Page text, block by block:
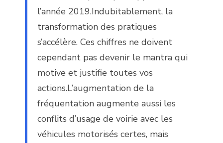
l’année 2019.Indubitablement, la
transformation des pratiques
s’accélère. Ces chiffres ne doivent
cependant pas devenir le mantra qui
motive et justifie toutes vos
actions.L’augmentation de la
fréquentation augmente aussi les
conflits d’usage de voirie avec les
véhicules motorisés certes, mais